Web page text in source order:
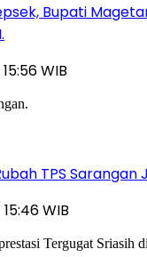
Bupati
WIB
TPS Sarangan
WIB